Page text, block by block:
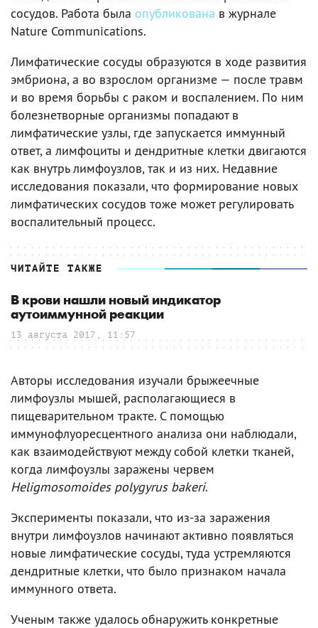
сосудов. Работа была опубликована в журнале
Nature Communications.
Лимфатические сосуды образуются в ходе развития
эмбриона, а во взрослом организме — после травм
и во время борьбы с раком и воспалением. По ним
болезнетворные организмы попадают в
лимфатические узлы, где запускается иммунный
ответ, а лимфоциты и дендритные клетки двигаются
как внутрь лимфоузлов, так и из них. Недавние
исследования показали, что формирование новых
лимфатических сосудов тоже может регулировать
воспалительный процесс.
ЧИТАЙТЕ ТАКЖЕ
В крови нашли новый индикатор
аутоиммунной реакции
13 августа 2017, 11:57
Авторы исследования изучали брыжеечные
лимфоузлы мышей, располагающиеся в
пищеварительном тракте. С помощью
иммунофлуоресцентного анализа они наблюдали,
как взаимодействуют между собой клетки тканей,
когда лимфоузлы заражены червем
Heligmosomoides polygyrus bakeri.
Эксперименты показали, что из-за заражения
внутри лимфоузлов начинают активно появляться
новые лимфатические сосуды, туда устремляются
дендритные клетки, что было признаком начала
иммунного ответа.
Ученым также удалось обнаружить конкретные